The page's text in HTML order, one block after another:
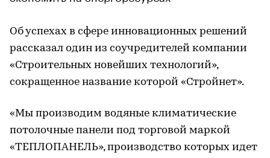
Об успехах в сфере инновационных решений
рассказал один из соучредителей компании
«Строительных новейших технологий»,
сокращенное название которой «Стройнет».
«Мы производим водяные климатические
потолочные панели под торговой маркой
«ТЕПЛОПАНЕЛЬ», производство которых идет